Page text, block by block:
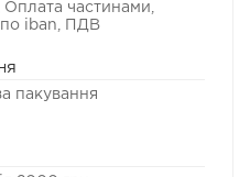
Оплата частинами,
по iban, ПДВ
пакування